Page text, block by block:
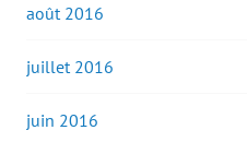
août 2016
juillet 2016
juin 2016